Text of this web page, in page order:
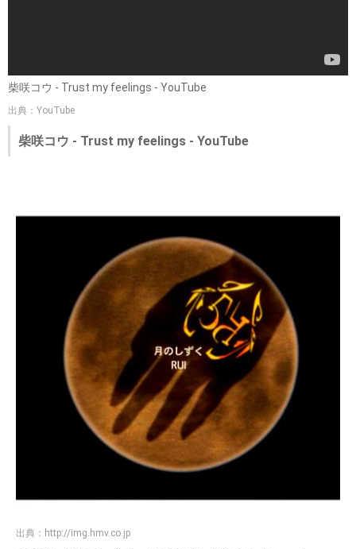
柴咲コウ - Trust my feelings - YouTube
出典：YouTube
柴咲コウ - Trust my feelings - YouTube
出典： http://img.hmv.co.jp